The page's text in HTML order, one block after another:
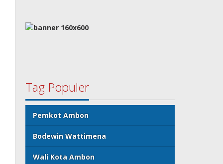
Tag Populer
Pemkot Ambon
Bodewin Wattimena
Wali Kota Ambon